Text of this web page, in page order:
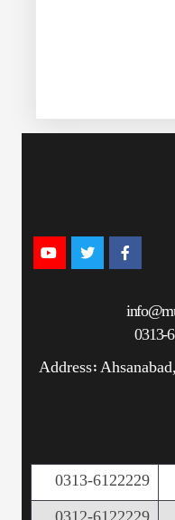
0313-
Address:
0313-6122229